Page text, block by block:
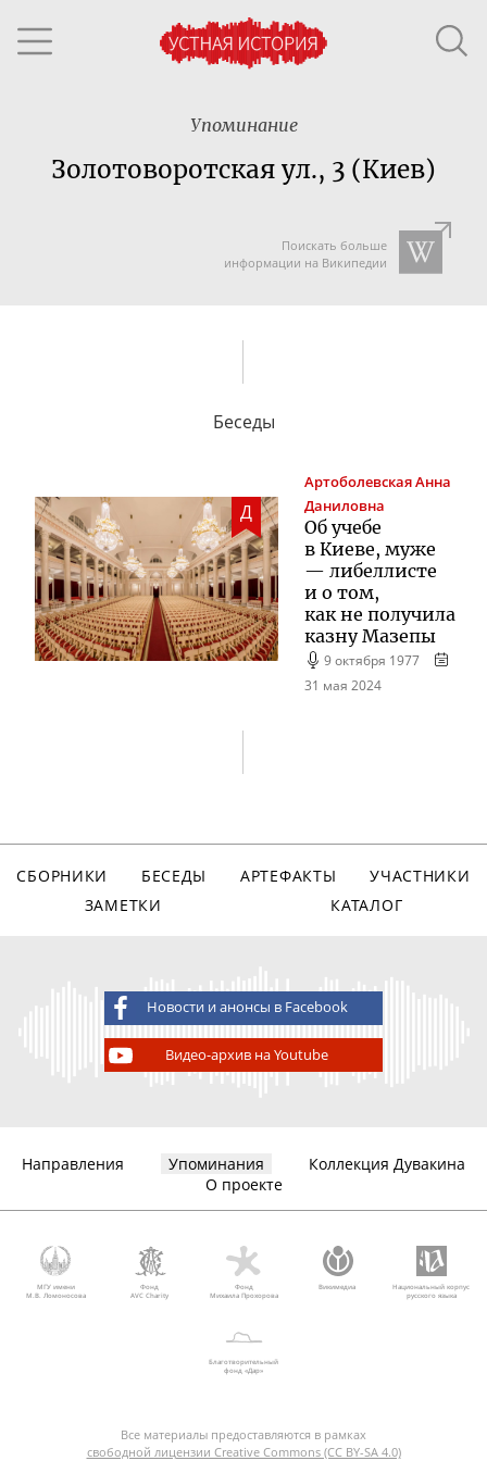
Упоминание
Золотоворотская ул., 3 (Киев)
Поискать больше
информации на Википедии
Беседы
Д
АртоболевскаяАнна
Даниловна
Об учебе
в Киеве, муже
— либеллисте
и о том,
как не получила
казну Мазепы
9 октября 1977
31 мая 2024
СБОРНИКИ БЕСЕДЫ АРТЕФАКТЫ
УЧАСТНИКИ
ЗАМЕТКИ
КАТАЛОГ
Новости и анонсы в Facebook
Видео-архив на Youtube
Направления Упоминания
Коллекция Дувакина
О проекте
МГУ имени
М.В. Ломоносова
Фонд
AVC Charity
Фонд
Михаила Прохорова
Викимедиа
Национальный корпус
русского языка
Благотворительный
фонд «Дар»
Все материалы предоставляются в рамках
свободной лицензии Creative Commons (CC BY-SA 4.0)